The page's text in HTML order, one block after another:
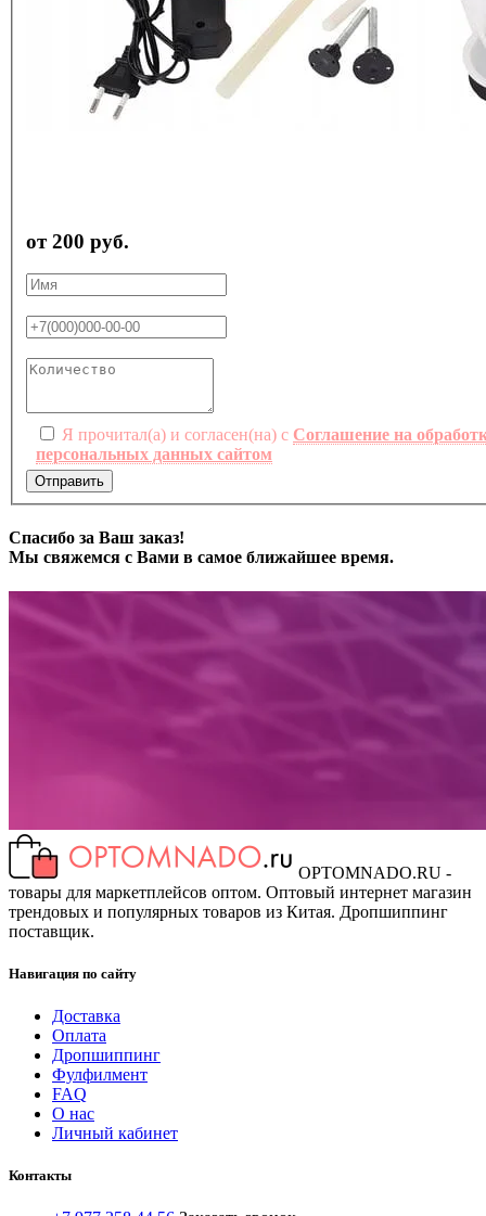
от 200 руб.
Я прочитал(а) и согласен(на) с Соглашение на
персональных данных сайтом
Отправить
Спасибо за Ваш заказ!
Мы свяжемся с Вами в самое ближайшее время.
OPTOMNADO.RU -
товары для маркетплейсов оптом. Оптовый интернет магазин
трендовых и популярных товаров из Китая. Дропшиппинг
поставщик.
Навигация по сайту
Доставка
Оплата
Дропшиппинг
Фулфилмент
FAQ
О нас
Личный кабинет
Контакты